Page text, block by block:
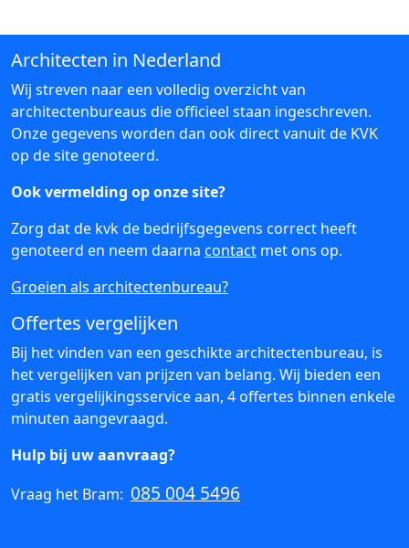
Architecten in Nederland
Wij streven naar een volledig overzicht van
architectenbureaus die officieel staan ingeschreven.
Onze gegevens worden dan ook direct vanuit de KVK
op de site genoteerd.
Ook vermelding op onze site?
Zorg dat de kvk de bedrijfsgegevens correct heeft
genoteerd en neem daarna contact met ons op.
Groeien als architectenbureau?
Offertes vergelijken
Bij het vinden van een geschikte architectenbureau, is
het vergelijken van prijzen van belang. Wij bieden een
gratis vergelijkingsservice aan, 4 offertes binnen enkele
minuten aangevraagd.
Hulp bij uw aanvraag?
Vraag het Bram: 085 004 5496